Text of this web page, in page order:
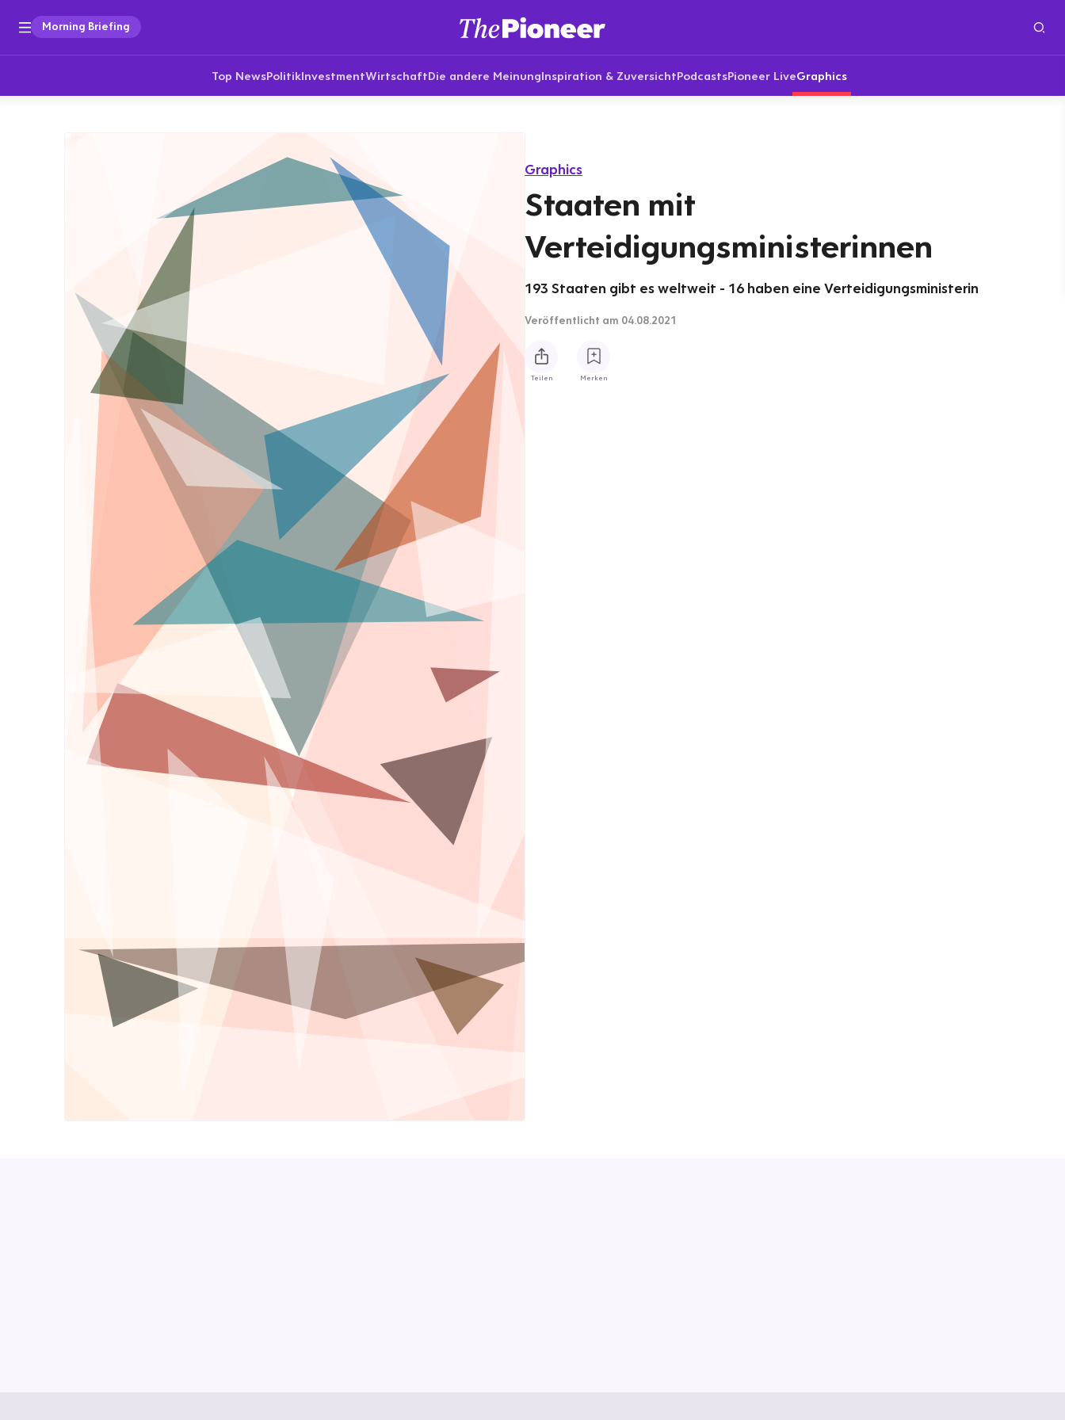
Morning Briefing
Top NewsPolitikInvestmentWirtschaftDie andere MeinungInspiration & ZuversichtPodcastsPioneer LiveGraphics
Graphics
Staaten mit
Verteidigungsministerinnen
193 Staaten gibt es weltweit - 16 haben eine Verteidigungsministerin
Veröffentlicht am 04.08.2021
Teilen Merken